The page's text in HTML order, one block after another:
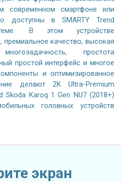
современном смартфоне или
доступны в SMARTY Trend
В этом устройстве
премиальное качество, высокая
многозадачность, простота
простой интерфейс и многое
и оптимизированное
делают 2K Ultra-Premium
Skoda Karoq 1 Gen NU7 (2018+)
головных устройств
экран